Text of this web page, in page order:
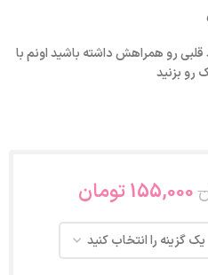
رو همراهش داشته باشید اونم با
رو بزنید
155,000تومان